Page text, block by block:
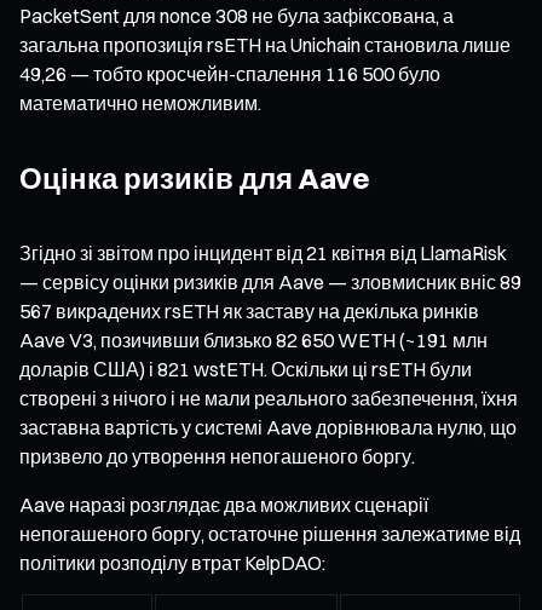
PacketSent для nonce 308 не була зафіксована, а
загальна пропозиція rsETH на Unichain становила лише
49,26 — тобто кросчейн-спалення 116 500 було
математично неможливим.
Оцінка ризиків для Aave
Згідно зі звітом про інцидент від 21 квітня від LlamaRisk
— сервісу оцінки ризиків для Aave — зловмисник вніс 89
567 викрадених rsETH як заставу на декілька ринків
Aave V3, позичивши близько 82 650 WETH (~191 млн
доларів США) і 821 wstETH. Оскільки ці rsETH були
створені з нічого і не мали реального забезпечення, їхня
заставна вартість у системі Aave дорівнювала нулю, що
призвело до утворення непогашеного боргу.
Aave наразі розглядає два можливих сценарії
непогашеного боргу, остаточне рішення залежатиме від
політики розподілу втрат KelpDAO: